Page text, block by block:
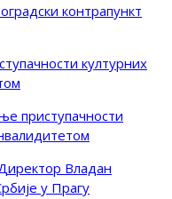
контрапункт
културних
приступачности
Владан
у Прагу